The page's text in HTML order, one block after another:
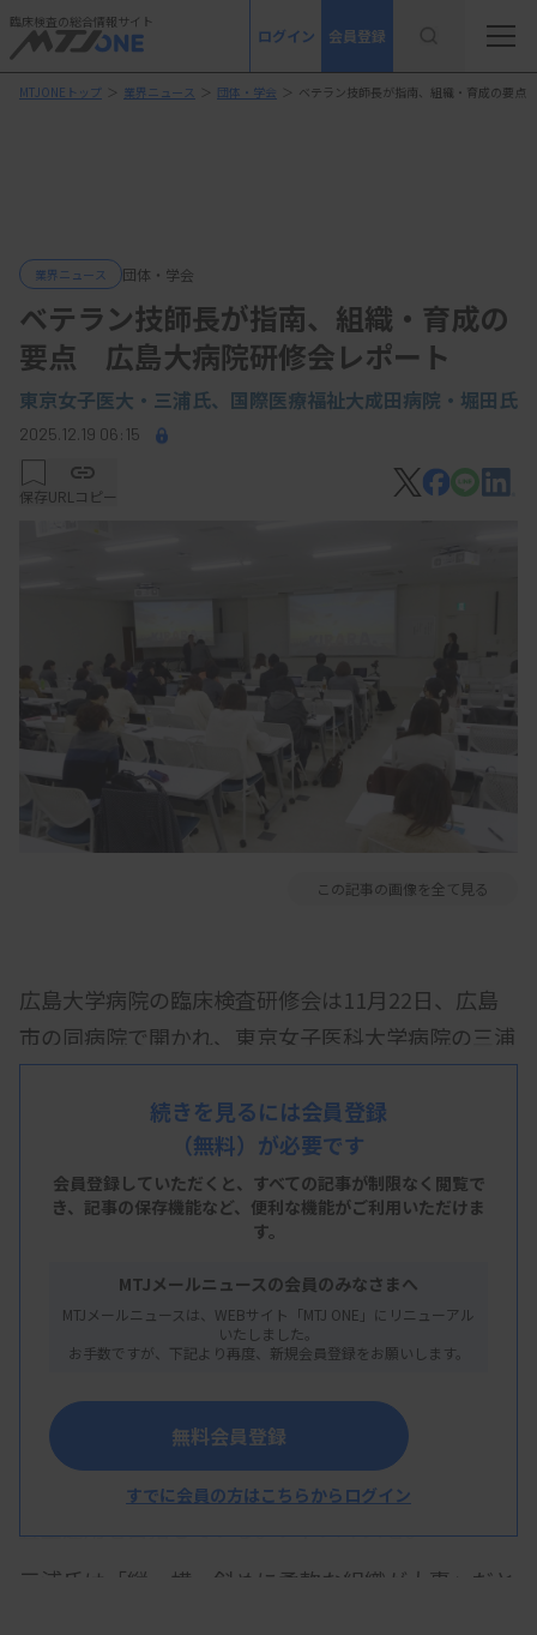
臨床検査の総合情報サイト
ログイン 会員登録
MTJONEトップ ＞ 業界ニュース ＞ 団体・学会 ＞ ベテラン技師長が指南、組織・育成の要
業界ニュース 団体・学会
ベテラン技師長が指南、組織・育成の
要点 広島大病院研修会レポート
東京女子医大・三浦氏、国際医療福祉大成田病院・堀田氏
2025.12.19 06:15
保存URLコピー
この記事の画像を全て見る
広島大学病院の臨床検査研修会は11月22日、広島
市の同病院で開かれ、東京女子医科大学病院の三浦
ひとみ氏、国際医療福祉大学成田病院の堀田多恵子
氏の2人の技師長が検査室運営の在り方について講
演した。この中で両氏は、事前に寄せられた現場の
具体的な質問に回答し、それぞれの経験を基に組織
運営のコツや工夫をアドバイスした。要点を質問ご
縦割りの壁を越える、柔軟な組織連携の作り
方
Q：各部署の縦割りから横のつながりを意識した検
査室運用を目指している。アドバイスを。
三浦氏は「縦、横、斜めに柔軟な組織が大事」だと
続きを見るには会員登録
（無料）が必要です
会員登録していただくと、すべての記事が制限なく閲覧で
き、 記事の保存機能など、便利な機能がご利用いただけま
す。
MTJメールニュースの会員のみなさまへ
MTJメールニュースは、WEBサイト「MTJ ONE」にリニューアル
いたしました。
お手数ですが、下記より再度、新規会員登録をお願いします。
無料会員登録
すでに会員の方はこちらからログイン